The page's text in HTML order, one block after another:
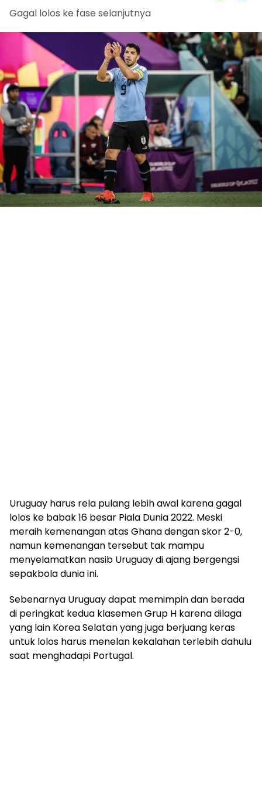
Gagal lolos ke fase selanjutnya
Uruguay harus rela pulang lebih awal karena gagal
lolos ke babak 16 besar Piala Dunia 2022. Meski
meraih kemenangan atas Ghana dengan skor 2-0,
namun kemenangan tersebut tak mampu
menyelamatkan nasib Uruguay di ajang bergengsi
sepakbola dunia ini.
Sebenarnya Uruguay dapat memimpin dan berada
di peringkat kedua klasemen Grup H karena dilaga
yang lain Korea Selatan yang juga berjuang keras
untuk lolos harus menelan kekalahan terlebih dahulu
saat menghadapi Portugal.